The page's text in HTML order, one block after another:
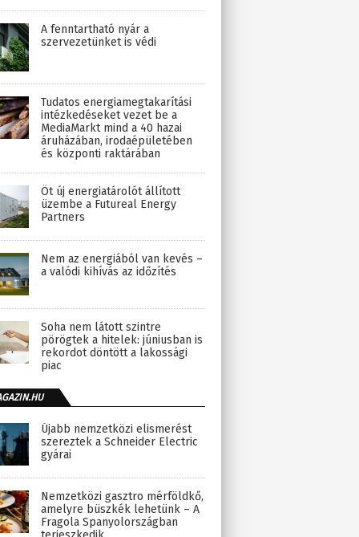
A fenntartható nyár a
szervezetünket is védi
Tudatos energiamegtakarítási
intézkedéseket vezet be a
MediaMarkt mind a 40 hazai
áruházában, irodaépületében
és központi raktárában
Öt új energiatárolót állított
üzembe a Futureal Energy
Partners
Nem az energiából van kevés –
a valódi kihívás az időzítés
Soha nem látott szintre
pörögtek a hitelek: júniusban is
rekordot döntött a lakossági
piac
Újabb nemzetközi elismerést
szereztek a Schneider Electric
gyárai
Nemzetközi gasztro mérföldkő,
amelyre büszkék lehetünk – A
Fragola Spanyolországban